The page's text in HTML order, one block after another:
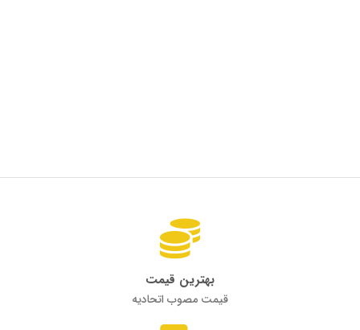
بهترین قیمت
قیمت مصوب اتحادیه